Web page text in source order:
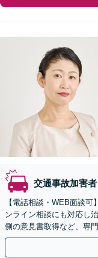
交通事故加害者
【電話相談・WEB面談
ンライン相談にも対応し
側の意見書取得など、専
談交渉まで代理し、適正